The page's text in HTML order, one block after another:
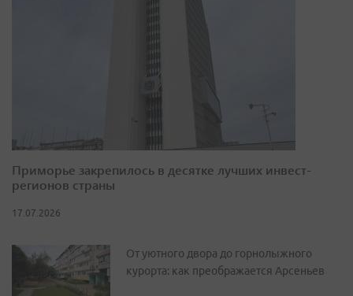
Приморье закрепилось в десятке лучших инвест-
регионов страны
17.07.2026
От уютного двора до горнолыжного
курорта: как преображается Арсеньев